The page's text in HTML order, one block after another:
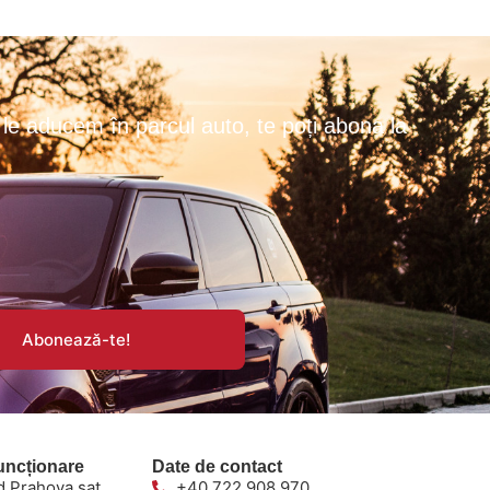
aducem în parcul auto, te poți abona la
Abonează-te!
Date de contact